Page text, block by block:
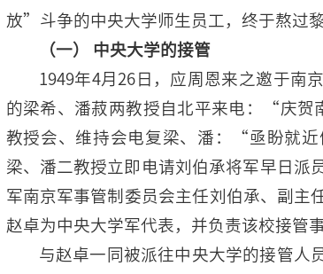
放”斗争的中央大学师生员工，终于熬过
（一） 中央大学的接管
1949年4月26日，应周恩来之邀于南
的梁希、潘菽两教授自北平来电：“庆
教授会、维持会电复梁、潘：“亟盼就
梁、潘二教授立即电请刘伯承将军早日派
军南京军事管制委员会主任刘伯承、副主
赵卓为中央大学军代表，并负责该校接管事
与赵卓一同被派往中央大学的接管人